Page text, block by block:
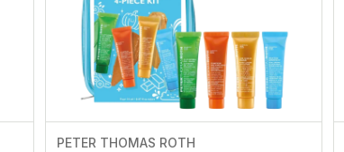
PETER THOMAS ROTH